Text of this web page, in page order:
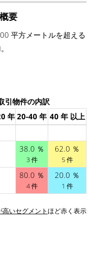
要
平方メートルを超える
引物件の内訳
年 20-40 年 40 年 以上
38.0 ％
3 件
62.0 ％
5 件
80.0 ％
4 件
20.0 ％
1 件
いセグメントほど赤く表示